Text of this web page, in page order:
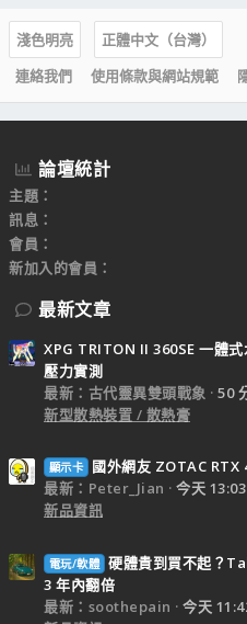
淺色明亮
正體中文（台灣）
連絡我們
使用條款與網站規範
論壇統計
主題
訊息
會員
新加入的會員
最新文章
XPG TRITON II 360SE 一體
壓力實測
最新：古代靈異雙頭戰象
50
新型散熱裝置 / 散熱膏
顯示卡
國外網友 ZOTAC RTX
最新：Peter_Jian
今天 13:03
新品資訊
電玩/軟體 硬體貴到買不起？
3 年內翻倍
最新：soothepain
今天